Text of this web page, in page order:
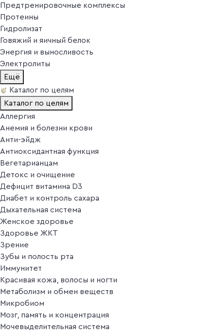
Предтренировочные комплексы
Протеины
Гидролизат
Говяжий и яичный белок
Энергия и выносливость
Электролиты
Ещё
Каталог по целям
Каталог по целям
Аллергия
Анемия и болезни крови
Анти-эйдж
Антиоксидантная функция
Вегетарианцам
Детокс и очищение
Дефицит витамина D3
Диабет и контроль сахара
Дыхательная система
Женское здоровье
Здоровье ЖКТ
Зрение
Зубы и полость рта
Иммунитет
Красивая кожа, волосы и ногти
Метаболизм и обмен веществ
Микробиом
Мозг, память и концентрация
Мочевыделительная система